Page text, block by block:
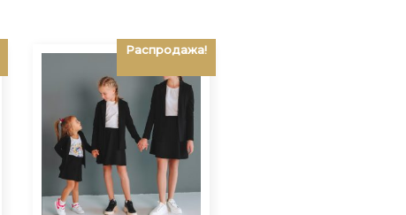
Распродажа!